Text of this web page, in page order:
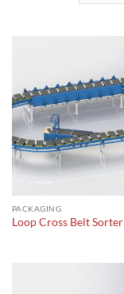
PACKAGING
Loop Cross Belt Sorter